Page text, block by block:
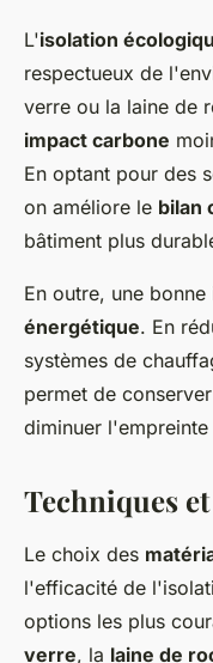
L'isolation
respectueux de
verre ou la laine de
impact carbone
En optant pour des
on améliore le bilan
bâtiment plus
En outre, une
énergétique. En
systèmes de
permet de
diminuer
Techniques
Le choix des
l'efficacité de
options les plus
verre, la laine de